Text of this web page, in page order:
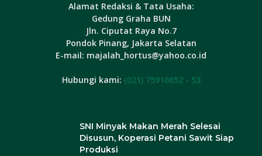
Alamat Redaksi & Tata Usaha:
Gedung Graha BUN
Jln. Ciputat Raya No.7
Pondok Pinang, Jakarta Selatan
E-mail: majalah_hortus@yahoo.co.id
Hubungi kami: (021) 75916652 - 53
SNI Minyak Makan Merah Selesai
Disusun, Koperasi Petani Sawit Siap
Produksi